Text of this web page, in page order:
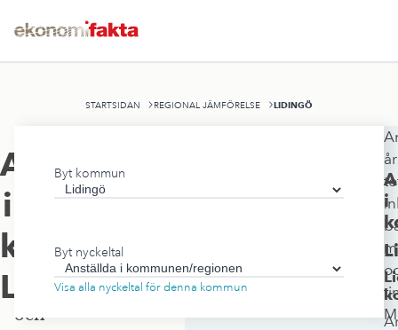
STARTSIDAN REGIONAL JÄMFÖRELSE LIDINGÖ
Anställda
i
kommunen/regionen
Lidingö
ligger
Stockholms
och
Byt kommun
Byt nyckeltal
Visa alla nyckeltal för denna kommun
i